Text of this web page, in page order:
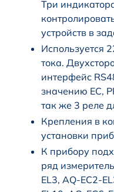
Три
устройств в
Используется
тока.
интерфейс
значению EC,
так же 3 реле
Крепления в
установки
К прибору
ряд
EL3, AQ-EC2-